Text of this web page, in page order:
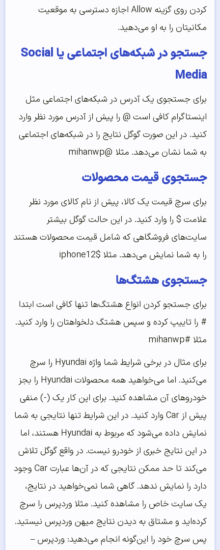
کردن روی گزینه Allow اجازه دسترسی به موقعیت
مکانیتان را به او می‌دهید.
جستجو در شبکه‌های اجتماعی یا Social
Media
برای جستجوی یک آدرس در شبکه‌های اجتماعی مثل
اینستاگرام کافی است @ را پیش از آدرس مورد نظر وارد
کنید. در این صورت گوگل نتایج را در شبکه‌های اجتماعی
به شما نشان می‌دهد. مثلا @mihanwp
جستجوی قیمت محصولات
برای سرچ قیمت یک کالا، پیش از نام کالای مورد نظر
علامت $ را وارد کنید. در این حالت گوگل بیشتر
سایت‌های فروشگاهی که شامل قیمت محصولات هستند
را به شما نمایش می‌دهد. مثلا $iphone12
جستجوی هشتگ‌ها
برای جستجو کردن انواع هشتگ‌ها تنها کافی است ابتدا
# را تاییپ کرده و سپس هشتگ دلخواهتان را وارد کنید.
مثلا #mihanwp
برای مثال در برخی شرایط شما واژه Hyundai را سرچ
می‌کنید. اما می‌خواهید همه محصولات Hyundai را بجز
خودروهای آن مشاهده کنید. برای این کار یک (-) منفی
پیش از Car وارد کنید. در این شرایط تنها نتایجی به شما
نمایش داده می‌شود که مربوط به Hyundai هستند، اما
در این نتایج خبری از خودرو نیست. در واقع گوگل تلاش
می‌کند تا حد ممکن نتایجی که در آن‌ها عبارت Car وجود
دارد را نمایش ندهد. گاهی شما نمی‌خواهید در نتایج،
یک سایت خاص را مشاهده کنید. مثلا وردپرس را سرچ
کرده‌اید و مشتاق به دیدن نتایج میهن وردپرس نیستید.
پس سرچ خود را این‌گونه انجام می‌دهید: وردپرس –